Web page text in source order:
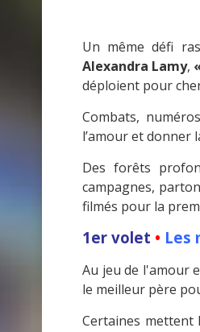
Un même défi
Alexandra Lamy,
déploient pour
Combats,
l’amour et donner
Des forêts
campagnes,
filmés pour la
1er volet • Les
Au jeu de l'amour
le meilleur père
Certaines mettent